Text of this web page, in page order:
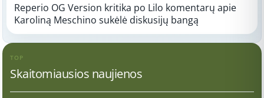
Reperio OG Version kritika po Lilo komentarų apie
Karoliną Meschino sukėlė diskusijų bangą
TOP
Skaitomiausios naujienos